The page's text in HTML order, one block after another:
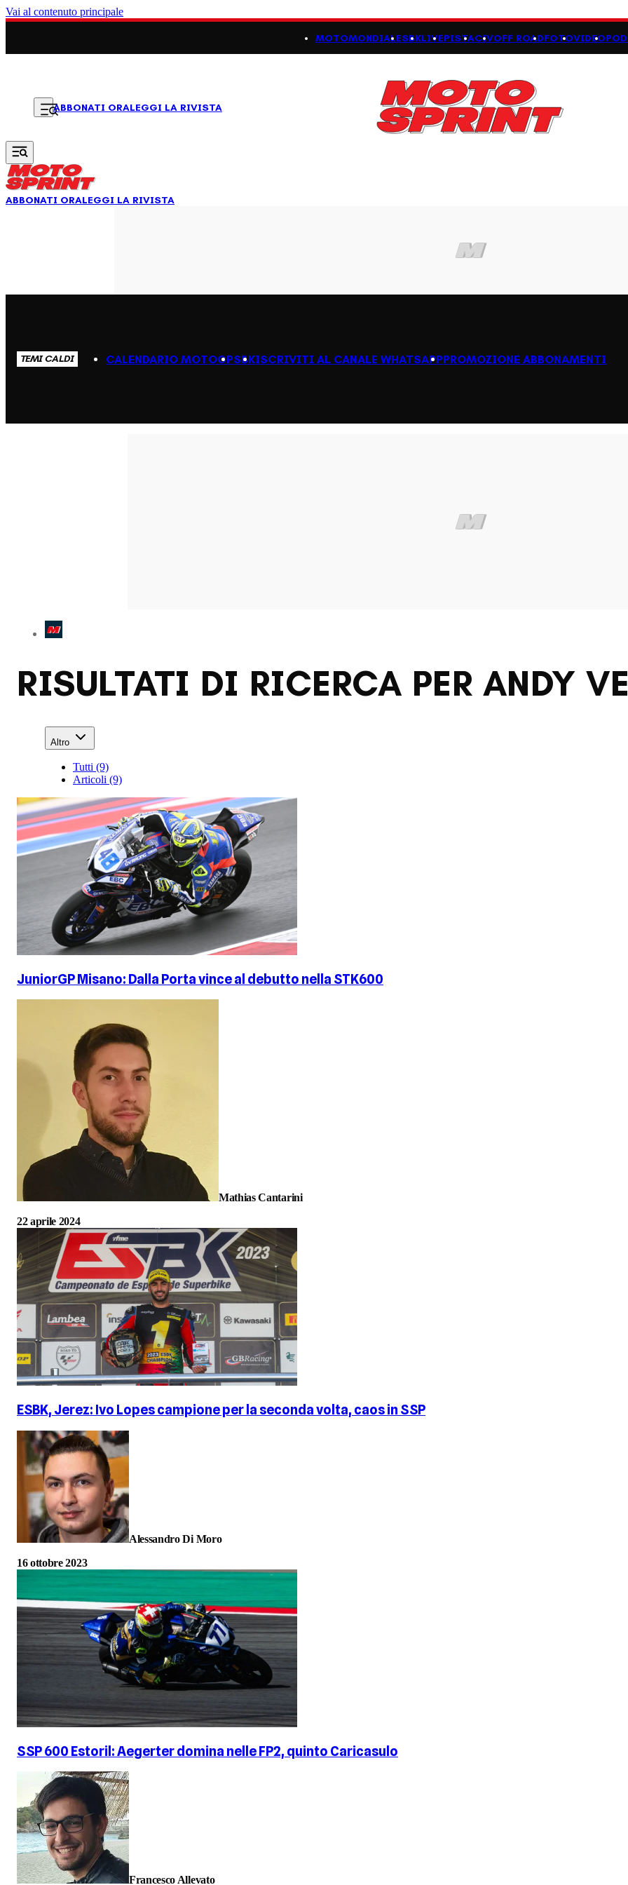
Vai al contenuto principale
MOTOMONDIALESBKLIVEPISTACIVOFF ROADFOTOVIDEO
ABBONATI ORALEGGI LA RIVISTA
ABBONATI ORALEGGI LA RIVISTA
TEMI CALDI CALENDARIO MOTOGPSBKISCRIVITI AL CANALE WHATSAPPPROMOZIONE ABBONAMENTI
RISULTATI DI RICERCA PER ANDY
Altro
Tutti (9)
Articoli (9)
JuniorGP Misano: Dalla Porta vince al debutto nella STK600
Mathias Cantarini
22 aprile 2024
ESBK, Jerez: Ivo Lopes campione per la seconda volta, caos in SSP
Alessandro Di Moro
16 ottobre 2023
SSP 600 Estoril: Aegerter domina nelle FP2, quinto Caricasulo
Francesco Allevato